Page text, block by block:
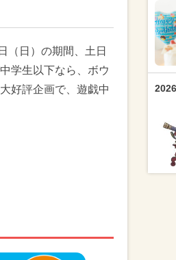
（日）の期間、土日
学生以下なら、ボウ
好評企画で、遊戯中